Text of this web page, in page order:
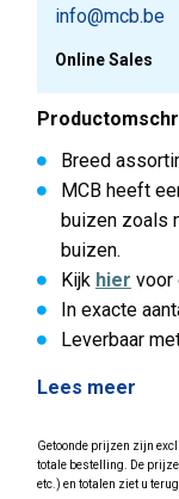
info@mcb.be
Online Sales
Breed
MCB heeft
buizen zoals
buizen.
Kijk hier voor
In exacte
Leverbaar
Lees meer
Getoonde prijzen zijn
totale bestelling. De
etc.) en totalen ziet u